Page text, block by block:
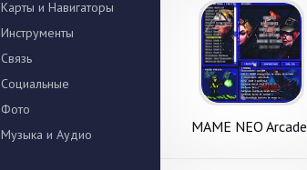
Карты и Навигаторы
Инструменты
Связь
Социальные
Фото
Музыка и Аудио
MAME NEO Arcade